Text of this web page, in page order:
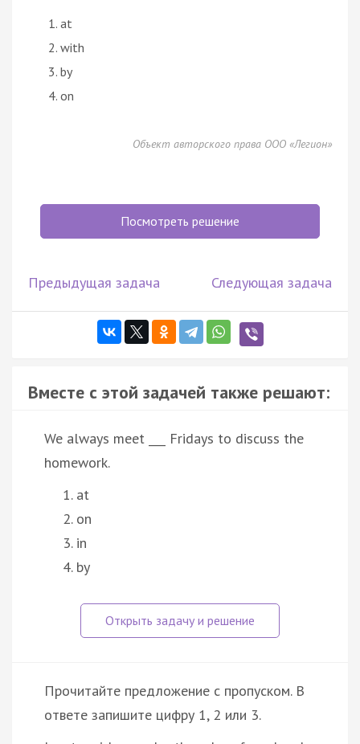
at
with
by
on
Объект авторского права ООО «Легион»
Посмотреть решение
Предыдущая задача Следующая задача
Вместе с этой задачей также решают:
We always meet ___ Fridays to discuss the
homework.
at
on
in
by
Прочитайте предложение с пропуском. В
ответе запишите цифру 1, 2 или 3.